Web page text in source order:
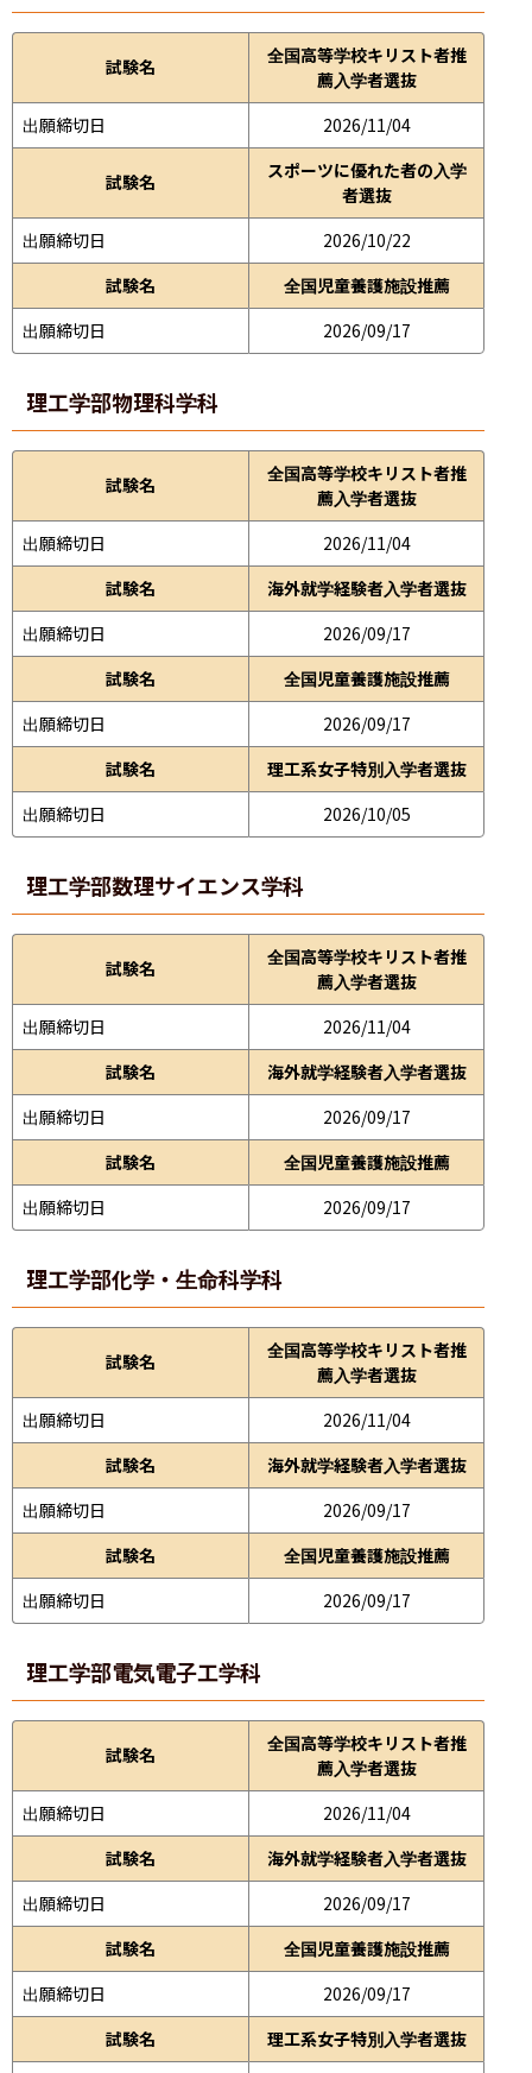
試験名
全国高等学校キリスト者推
薦入学者選抜
出願締切日
2026/11/04
試験名
スポーツに優れた者の入学
者選抜
出願締切日
2026/10/22
試験名
全国児童養護施設推薦
出願締切日
2026/09/17
理工学部物理科学科
試験名
全国高等学校キリスト者推
薦入学者選抜
出願締切日
2026/11/04
試験名
海外就学経験者入学者選抜
出願締切日
2026/09/17
試験名
全国児童養護施設推薦
出願締切日
2026/09/17
試験名
理工系女子特別入学者選抜
出願締切日
2026/10/05
理工学部数理サイエンス学科
試験名
全国高等学校キリスト者推
薦入学者選抜
出願締切日
2026/11/04
試験名
海外就学経験者入学者選抜
出願締切日
2026/09/17
試験名
全国児童養護施設推薦
出願締切日
2026/09/17
理工学部化学・生命科学科
試験名
全国高等学校キリスト者推
薦入学者選抜
出願締切日
2026/11/04
試験名
海外就学経験者入学者選抜
出願締切日
2026/09/17
試験名
全国児童養護施設推薦
出願締切日
2026/09/17
理工学部電気電子工学科
試験名
全国高等学校キリスト者推
薦入学者選抜
出願締切日
2026/11/04
試験名
海外就学経験者入学者選抜
出願締切日
2026/09/17
試験名
全国児童養護施設推薦
出願締切日
2026/09/17
試験名
理工系女子特別入学者選抜